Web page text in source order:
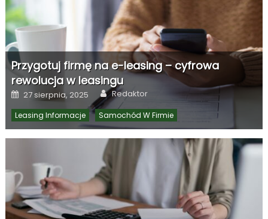
Przygotuj firmę na e-leasing – cyfrowa
rewolucja w leasingu
Posted
on
27 sierpnia, 2025 Author
Redaktor
Leasing Informacje Samochód W Firmie